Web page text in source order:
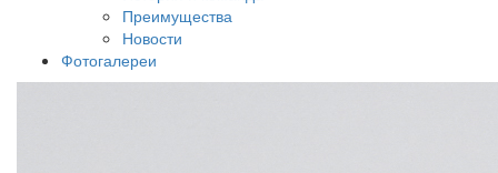
Преимущества
Новости
Фотогалереи